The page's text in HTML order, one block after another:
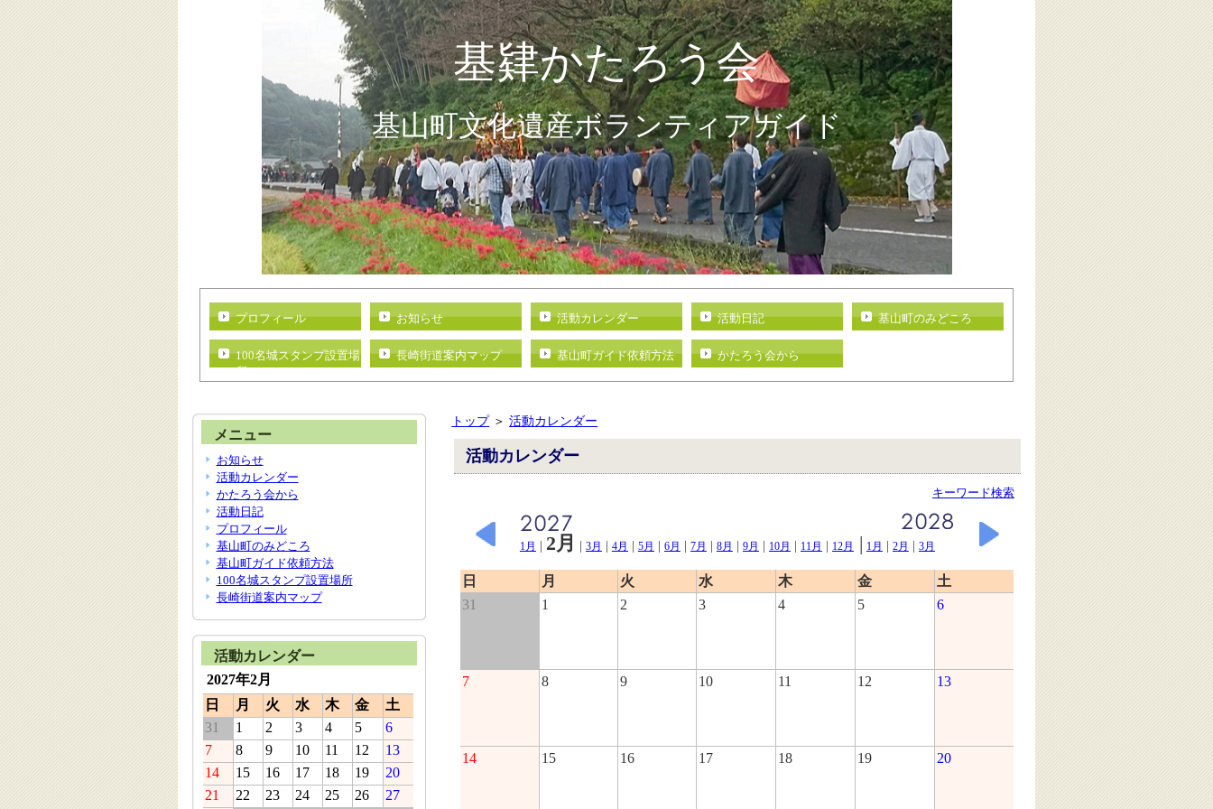
基肄かたろう会
基山町文化遺産ボランティアガイド
荒穂神社御幸祭
プロフィール お知らせ 活動カレンダー 活動日記 基山町のみどころ
100名城スタンプ設置場
所
長崎街道案内マップ 基山町ガイド依頼方法 かたろう会から
トップ＞活動カレンダー
活動カレンダー
キーワード検索
1月 | 2月 | 3月 | 4月 | 5月 | 6月 | 7月 | 8月 | 9月 | 10月 | 11月 | 12月 | 1月 | 2月 | 3月
日 月 火 水 木 金
土
31
1 2 3 4 5 6
7 8 9 10 11 12 13
14 15 16 17 18 19 20
メニュー
お知らせ
活動カレンダー
かたろう会から
活動日記
プロフィール
基山町のみどころ
基山町ガイド依頼方法
100名城スタンプ設置場所
長崎街道案内マップ
活動カレンダー
2027年2月
日
月 火 水 木 金
土
31
1 2 3 4 5
6
7
8 9 10 11 12
13
14
15 16 17 18 19
20
21
22 23 24 25 26 27